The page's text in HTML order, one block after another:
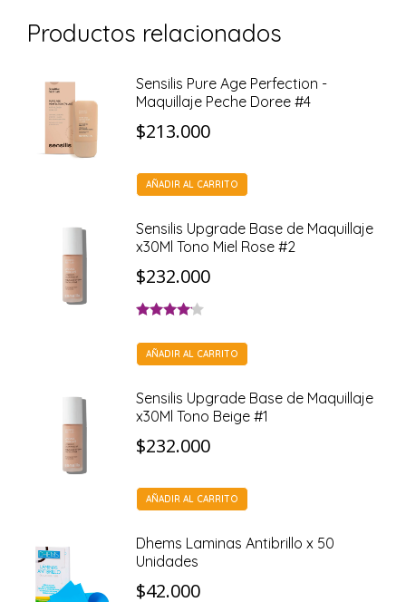
Productos relacionados
Sensilis Pure Age Perfection -
Maquillaje Peche Doree #4
$213.000
AÑADIR AL CARRITO
Sensilis Upgrade Base de Maquillaje
x30Ml Tono Miel Rose #2
$232.000
con4.00
de 5
AÑADIR AL CARRITO
Sensilis Upgrade Base de Maquillaje
x30Ml Tono Beige #1
$232.000
AÑADIR AL CARRITO
Dhems Laminas Antibrillo x 50
Unidades
$42.000